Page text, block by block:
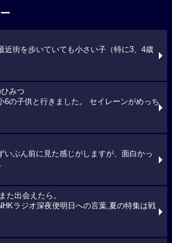
近街を歩いていても小さい子（特に3、4歳
みつ
6の子供と行きました。 セイレーンがめっち
いぶん前に見た感じがしますが、面白かっ
た出会えたら。
ラジオ深夜便明日への言葉,夏の特集は戦